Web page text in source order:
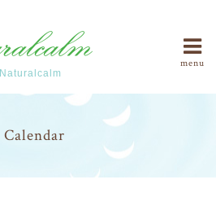
Naturalcalm
menu
Calendar